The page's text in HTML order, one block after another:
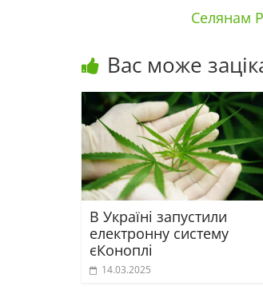
Селянам
Вас може
В Україні запустили
електронну систему
єКоноплі
14.03.2025